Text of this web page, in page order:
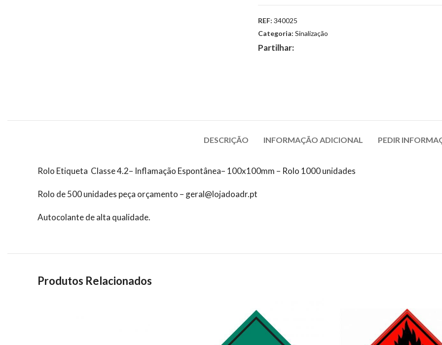
REF: 340025
Categoria: Sinalização
Partilhar:
DESCRIÇÃO INFORMAÇÃO ADICIONAL PEDIR
Rolo Etiqueta Classe 4.2– Inflamação Espontânea– 100x100mm – Rolo 1000 unidades
Rolo de 500 unidades peça orçamento – geral@lojadoadr.pt
Autocolante de alta qualidade.
Produtos Relacionados